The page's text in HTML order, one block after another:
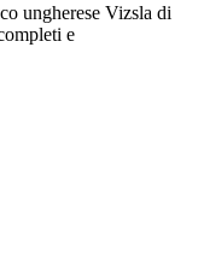
ungherese Vizsla di
e